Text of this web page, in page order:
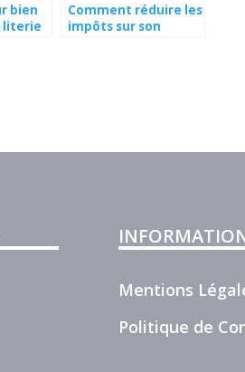
bien
literie
Comment réduire les
impôts sur son
Mentions
Politique de